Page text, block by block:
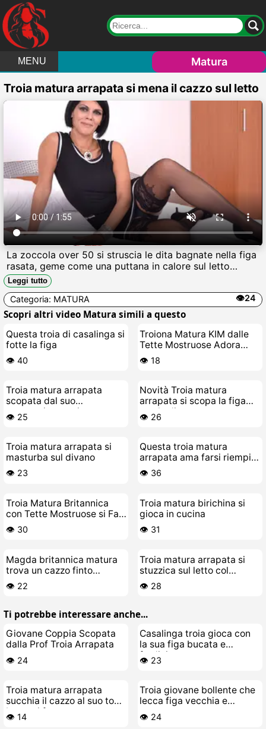
MENU Matura
Troia matura arrapata si mena il cazzo sul letto
La zoccola over 50 si struscia le dita bagnate nella figa
rasata, geme come una puttana in calore sul letto
sfatto, succhia il suo stesso succo dal dildo enorme
mentre si scopa il buco del culo con laltra mano, schizzi
di sborra finta ovunque.
Leggi tutto
Categoria: MATURA 👁️24
Scopri altri video Matura simili a questo
Questa troia di casalinga si
fotte la figa
👁️ 40
Troiona Matura KIM dalle
Tette Mostruose Adora
Farsi Scopare come una
Puttana
👁️ 18
Troia matura arrapata
scopata dal suo
cazzeggiatore giovane
👁️ 25
Novità Troia matura
arrapata si scopa la figa
con le dita
👁️ 26
Troia matura arrapata si
masturba sul divano
👁️ 23
Questa troia matura
arrapata ama farsi riempire
la figa di sborra
👁️ 36
Troia Matura Britannica
con Tette Mostruose si Fa
Scopare a Cazzo Duro
👁️ 30
Troia matura birichina si
gioca in cucina
👁️ 31
Magda britannica matura
trova un cazzo finto
pulendo e si fa troia
👁️ 22
Troia matura arrapata si
stuzzica sul letto col
ghiaccio
👁️ 28
Ti potrebbe interessare anche...
Giovane Coppia Scopata
dalla Prof Troia Arrapata
👁️ 24
Casalinga troia gioca con
la sua figa bucata e
fradicia
👁️ 23
Troia matura arrapata
succhia il cazzo al suo toy-
boy e si fa scopare a
pecora
👁️ 14
Troia giovane bollente che
lecca figa vecchia e
cascante
👁️ 24